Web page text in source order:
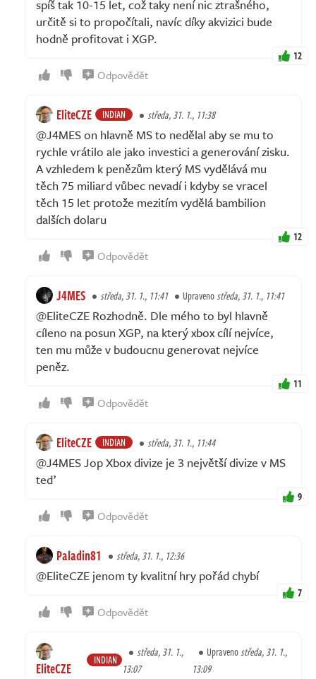
spíš tak 10-15 let, což taky není nic ztrašného,
určitě si to propočítali, navíc díky akvizici bude
hodně profitovat i XGP.
12
Odpovědět
EliteCZE INDIAN středa, 31. 1., 11:38
@J4MES on hlavně MS to nedělal aby se mu to
rychle vrátilo ale jako investici a generování zisku.
A vzhledem k penězům který MS vydělává mu
těch 75 miliard vůbec nevadí i kdyby se vracel
těch 15 let protože mezitím vydělá bambilion
dalších dolaru
12
Odpovědět
J4MES středa, 31. 1., 11:41 Upravenostředa, 31. 1., 11:41
@EliteCZE Rozhodně. Dle mého to byl hlavně
cíleno na posun XGP, na který xbox cílí nejvíce,
ten mu může v budoucnu generovat nejvíce
peněz.
11
Odpovědět
EliteCZE INDIAN středa, 31. 1., 11:44
@J4MES Jop Xbox divize je 3 největší divize v MS
teď
9
Odpovědět
Paladin81 středa, 31. 1., 12:36
@EliteCZE jenom ty kvalitní hry pořád chybí
7
Odpovědět
EliteCZE INDIAN
středa, 31. 1.,
13:07
Upravenostředa, 31. 1.,
13:09